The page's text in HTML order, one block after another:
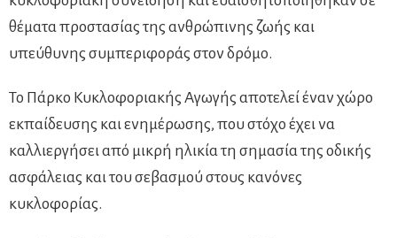
θέματα προστασίας της ανθρώπινης ζωής και
υπεύθυνης συμπεριφοράς στον δρόμο.
Το Πάρκο Κυκλοφοριακής Αγωγής αποτελεί έναν χώρο
εκπαίδευσης και ενημέρωσης, που στόχο έχει να
καλλιεργήσει από μικρή ηλικία τη σημασία της οδικής
ασφάλειας και του σεβασμού στους κανόνες
κυκλοφορίας.